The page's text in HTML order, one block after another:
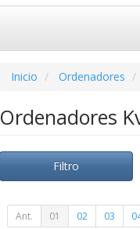
Inicio Ordenadores
Ordenadores
Filtro
Ant. 01 02 03